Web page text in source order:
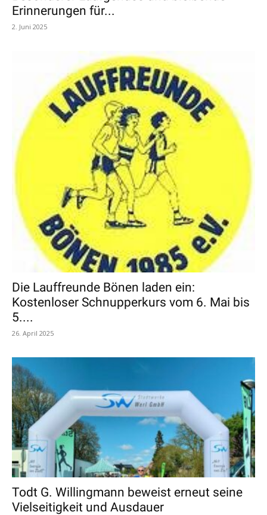
Erinnerungen für...
2. Juni 2025
Die Lauffreunde Bönen laden ein:
Kostenloser Schnupperkurs vom 6. Mai bis
5....
26. April 2025
Todt G. Willingmann beweist erneut seine
Vielseitigkeit und Ausdauer